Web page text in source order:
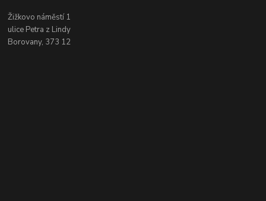
Žižkovo náměstí 1
ulice Petra z Lindy
Borovany, 373 12